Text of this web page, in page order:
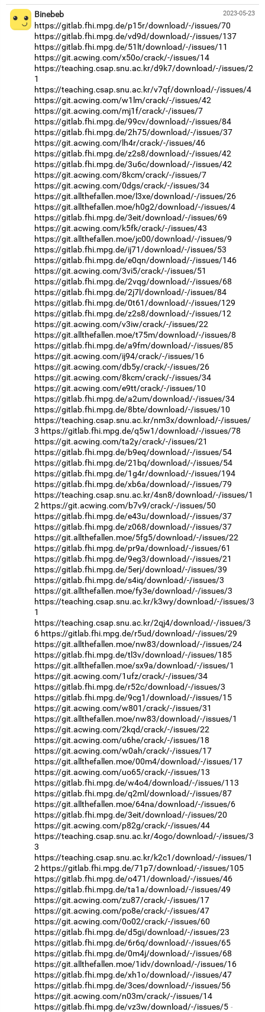
2023-05-23
Binebeb
https://gitlab.fhi.mpg.de/p15r/download/-/issues/70
https://gitlab.fhi.mpg.de/vd9d/download/-/issues/137
https://gitlab.fhi.mpg.de/51lt/download/-/issues/11
https://git.acwing.com/x50o/crack/-/issues/14
https://teaching.csap.snu.ac.kr/d9k7/download/-/issues/2
1
https://teaching.csap.snu.ac.kr/v7qf/download/-/issues/4
https://git.acwing.com/w1lm/crack/-/issues/42
https://git.acwing.com/mj1f/crack/-/issues/7
https://gitlab.fhi.mpg.de/99cv/download/-/issues/84
https://gitlab.fhi.mpg.de/2h75/download/-/issues/37
https://git.acwing.com/lh4r/crack/-/issues/46
https://gitlab.fhi.mpg.de/z2s8/download/-/issues/42
https://gitlab.fhi.mpg.de/3u6c/download/-/issues/42
https://git.acwing.com/8kcm/crack/-/issues/7
https://git.acwing.com/0dgs/crack/-/issues/34
https://git.allthefallen.moe/l3xe/download/-/issues/26
https://git.allthefallen.moe/h0g2/download/-/issues/4
https://gitlab.fhi.mpg.de/3eit/download/-/issues/69
https://git.acwing.com/k5fk/crack/-/issues/43
https://git.allthefallen.moe/jc00/download/-/issues/9
https://gitlab.fhi.mpg.de/ij71/download/-/issues/53
https://gitlab.fhi.mpg.de/e0qn/download/-/issues/146
https://git.acwing.com/3vi5/crack/-/issues/51
https://gitlab.fhi.mpg.de/2vqg/download/-/issues/68
https://gitlab.fhi.mpg.de/2j7l/download/-/issues/84
https://gitlab.fhi.mpg.de/0t61/download/-/issues/129
https://gitlab.fhi.mpg.de/z2s8/download/-/issues/12
https://git.acwing.com/v3iw/crack/-/issues/22
https://git.allthefallen.moe/t75m/download/-/issues/8
https://gitlab.fhi.mpg.de/a9fm/download/-/issues/85
https://git.acwing.com/ij94/crack/-/issues/16
https://git.acwing.com/db5y/crack/-/issues/26
https://git.acwing.com/8kcm/crack/-/issues/34
https://git.acwing.com/e9tt/crack/-/issues/10
https://gitlab.fhi.mpg.de/a2um/download/-/issues/34
https://gitlab.fhi.mpg.de/8bte/download/-/issues/10
https://teaching.csap.snu.ac.kr/nm3x/download/-/issues/
3 https://gitlab.fhi.mpg.de/q5w1/download/-/issues/78
https://git.acwing.com/ta2y/crack/-/issues/21
https://gitlab.fhi.mpg.de/b9eq/download/-/issues/54
https://gitlab.fhi.mpg.de/21bq/download/-/issues/54
https://gitlab.fhi.mpg.de/1g4r/download/-/issues/194
https://gitlab.fhi.mpg.de/xb6a/download/-/issues/79
https://teaching.csap.snu.ac.kr/4sn8/download/-/issues/1
2 https://git.acwing.com/b7v9/crack/-/issues/50
https://gitlab.fhi.mpg.de/e43u/download/-/issues/37
https://gitlab.fhi.mpg.de/z068/download/-/issues/37
https://git.allthefallen.moe/5fg5/download/-/issues/22
https://gitlab.fhi.mpg.de/pr9a/download/-/issues/61
https://gitlab.fhi.mpg.de/9eg3/download/-/issues/21
https://gitlab.fhi.mpg.de/5erj/download/-/issues/39
https://gitlab.fhi.mpg.de/s4iq/download/-/issues/3
https://git.allthefallen.moe/fy3e/download/-/issues/3
https://teaching.csap.snu.ac.kr/k3wy/download/-/issues/3
1
https://teaching.csap.snu.ac.kr/2qj4/download/-/issues/3
6 https://gitlab.fhi.mpg.de/r5ud/download/-/issues/29
https://git.allthefallen.moe/nw83/download/-/issues/24
https://gitlab.fhi.mpg.de/tl3v/download/-/issues/185
https://git.allthefallen.moe/sx9a/download/-/issues/1
https://git.acwing.com/1ufz/crack/-/issues/34
https://gitlab.fhi.mpg.de/r52c/download/-/issues/3
https://gitlab.fhi.mpg.de/9cg1/download/-/issues/15
https://git.acwing.com/w801/crack/-/issues/31
https://git.allthefallen.moe/nw83/download/-/issues/1
https://git.acwing.com/2kqd/crack/-/issues/22
https://git.acwing.com/u6he/crack/-/issues/18
https://git.acwing.com/w0ah/crack/-/issues/17
https://git.allthefallen.moe/00m4/download/-/issues/17
https://git.acwing.com/uo65/crack/-/issues/13
https://gitlab.fhi.mpg.de/w4o4/download/-/issues/113
https://gitlab.fhi.mpg.de/q2ml/download/-/issues/87
https://git.allthefallen.moe/64na/download/-/issues/6
https://gitlab.fhi.mpg.de/3eit/download/-/issues/20
https://git.acwing.com/p82g/crack/-/issues/44
https://teaching.csap.snu.ac.kr/4ogo/download/-/issues/3
3
https://teaching.csap.snu.ac.kr/k2c1/download/-/issues/1
2 https://gitlab.fhi.mpg.de/71p7/download/-/issues/105
https://gitlab.fhi.mpg.de/o471/download/-/issues/46
https://gitlab.fhi.mpg.de/ta1a/download/-/issues/49
https://git.acwing.com/zu87/crack/-/issues/17
https://git.acwing.com/po8e/crack/-/issues/47
https://git.acwing.com/0o02/crack/-/issues/60
https://gitlab.fhi.mpg.de/d5gi/download/-/issues/23
https://gitlab.fhi.mpg.de/6r6q/download/-/issues/65
https://gitlab.fhi.mpg.de/0m4j/download/-/issues/68
https://git.allthefallen.moe/1idv/download/-/issues/16
https://gitlab.fhi.mpg.de/xh1o/download/-/issues/47
https://gitlab.fhi.mpg.de/3ces/download/-/issues/56
https://git.acwing.com/n03m/crack/-/issues/14
https://gitlab.fhi.mpg.de/vz3w/download/-/issues/5